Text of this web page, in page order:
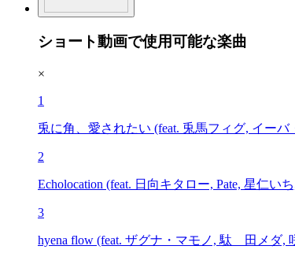
ショート動画で使用可能な楽曲
×
1
兎に角、愛されたい (feat. 兎馬フィグ, イー
2
Echolocation (feat. 日向キタロー, Pate, 星仁い
3
hyena flow (feat. ザグナ・マモノ, 駄ゞ田メダ,